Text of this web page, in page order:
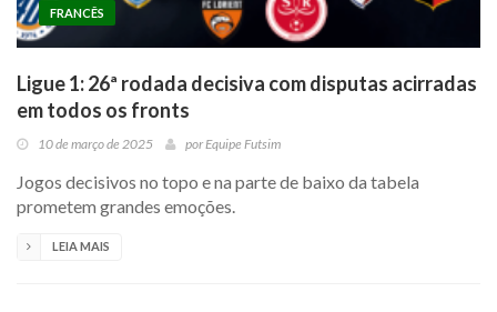
FRANCÊS
Ligue 1: 26ª rodada decisiva com disputas acirradas
em todos os fronts
10 de março de 2025 por Equipe Futsim
Jogos decisivos no topo e na parte de baixo da tabela
prometem grandes emoções.
LEIA MAIS